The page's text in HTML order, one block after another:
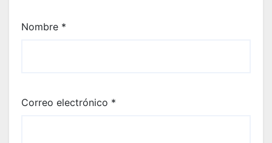
Nombre *
Correo electrónico *